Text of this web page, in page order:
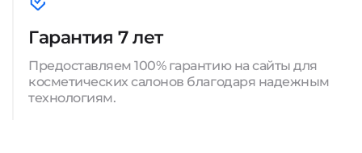
Гарантия 7 лет
Предоставляем 100% гарантию на сайты для
косметических салонов благодаря надежным
технологиям.